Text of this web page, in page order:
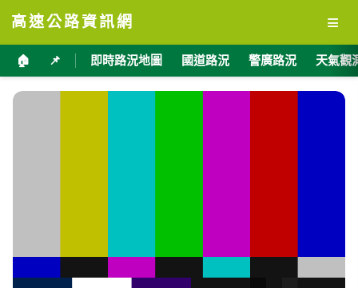
高速公路資訊網 ≡
🏠 📌 即時路況地圖 國道路況 警廣路況 天氣觀